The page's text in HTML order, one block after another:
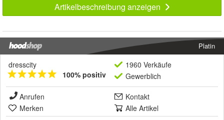
Artikelbeschreibung anzeigen
Platin
dresscity
100% positiv
1960 Verkäufe
Gewerblich
Anrufen
Kontakt
Merken
Alle Artikel